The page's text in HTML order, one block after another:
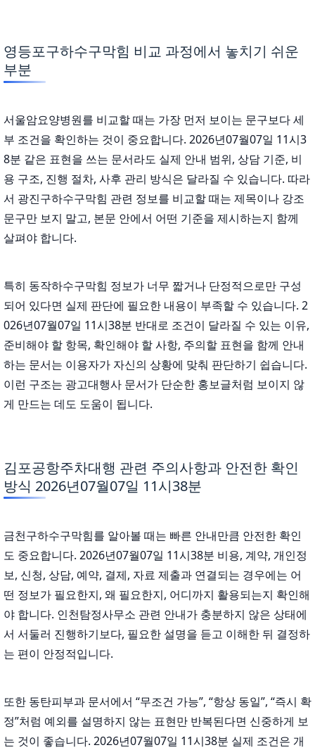
영등포구하수구막힘 비교 과정에서 놓치기 쉬운
부분
서울암요양병원를 비교할 때는 가장 먼저 보이는 문구보다 세
부 조건을 확인하는 것이 중요합니다. 2026년07월07일 11시3
8분 같은 표현을 쓰는 문서라도 실제 안내 범위, 상담 기준, 비
용 구조, 진행 절차, 사후 관리 방식은 달라질 수 있습니다. 따라
서 광진구하수구막힘 관련 정보를 비교할 때는 제목이나 강조
문구만 보지 말고, 본문 안에서 어떤 기준을 제시하는지 함께
살펴야 합니다.
특히 동작하수구막힘 정보가 너무 짧거나 단정적으로만 구성
되어 있다면 실제 판단에 필요한 내용이 부족할 수 있습니다. 2
026년07월07일 11시38분 반대로 조건이 달라질 수 있는 이유,
준비해야 할 항목, 확인해야 할 사항, 주의할 표현을 함께 안내
하는 문서는 이용자가 자신의 상황에 맞춰 판단하기 쉽습니다.
이런 구조는 광고대행사 문서가 단순한 홍보글처럼 보이지 않
게 만드는 데도 도움이 됩니다.
김포공항주차대행 관련 주의사항과 안전한 확인
방식 2026년07월07일 11시38분
금천구하수구막힘를 알아볼 때는 빠른 안내만큼 안전한 확인
도 중요합니다. 2026년07월07일 11시38분 비용, 계약, 개인정
보, 신청, 상담, 예약, 결제, 자료 제출과 연결되는 경우에는 어
떤 정보가 필요한지, 왜 필요한지, 어디까지 활용되는지 확인해
야 합니다. 인천탐정사무소 관련 안내가 충분하지 않은 상태에
서 서둘러 진행하기보다, 필요한 설명을 듣고 이해한 뒤 결정하
는 편이 안정적입니다.
또한 동탄피부과 문서에서 “무조건 가능”, “항상 동일”, “즉시 확
정”처럼 예외를 설명하지 않는 표현만 반복된다면 신중하게 보
는 것이 좋습니다. 2026년07월07일 11시38분 실제 조건은 개